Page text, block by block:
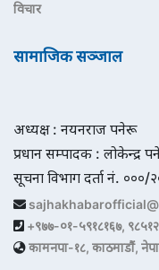
विचार
सामाजिक सञ्जाल
अध्यक्ष : नयनराज पनेरू
प्रधान सम्पादक : लोकेन्द्र
सूचना विभाग दर्ता नं. ०००/
+९७७-०१-५९१८१६७,
कामनपा-१८, काठमाडौं,